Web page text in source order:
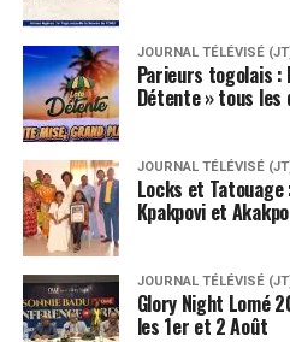
JOURNAL TÉLÉVISÉ
Parieurs togolais :
Détente » tous les
JOURNAL TÉLÉVISÉ
Locks et Tatouage
Kpakpovi et
JOURNAL TÉLÉVISÉ
Glory Night Lomé
les 1er et 2 Août